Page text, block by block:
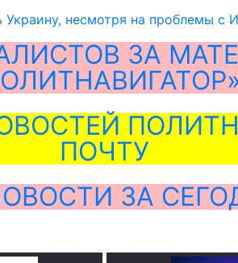
несмотря на проблемы с
ЗА
ПОЧТУ
ЗА